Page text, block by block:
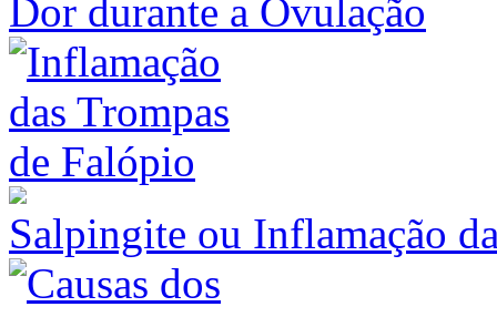
Dor durante a Ovulação
Salpingite ou Inflamação